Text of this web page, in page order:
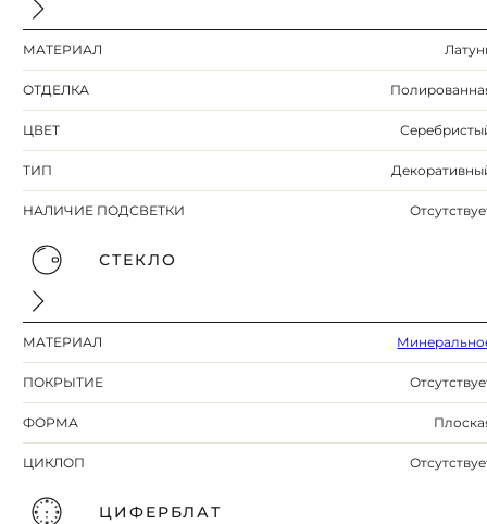
МАТЕРИАЛ
ОТДЕЛКА
ЦВЕТ
ТИП
НАЛИЧИЕ ПОДСВЕТКИ
СТЕКЛО
МАТЕРИАЛ
ПОКРЫТИЕ
ФОРМА
ЦИКЛОП
ЦИФЕРБЛАТ